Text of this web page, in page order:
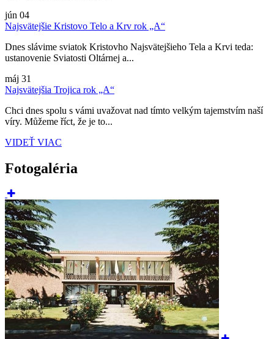
jún 04
Najsvätejšie Kristovo Telo a Krv rok „A“
Dnes slávime sviatok Kristovho Najsvätejšieho Tela a Krvi teda:
ustanovenie Sviatosti Oltárnej a...
máj 31
Najsvätejšia Trojica rok „A“
Chci dnes spolu s vámi uvažovat nad tímto velkým tajemstvím naší
víry. Můžeme říct, že je to...
VIDEŤ VIAC
Fotogaléria